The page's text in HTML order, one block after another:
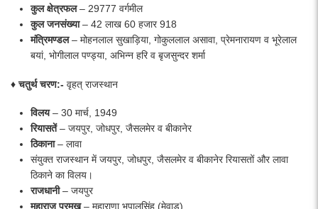
कुल क्षेत्रफल– 29777 वर्गमील
कुल जनसंख्या– 42 लाख 60 हजार 918
मंत्रिमण्डल– मोहनलाल सुखाड़िया, गोकुललाल असावा, प्रेमनारायण व भूरेलाल
बयां, भोगीलाल पण्ड्या, अभिन्न हरि व बृजसुन्दर शर्मा
♦ चतुर्थ चरण:- वृहत् राजस्थान
विलय– 30 मार्च, 1949
रियासतें– जयपुर, जोधपुर, जैसलमेर व बीकानेर
ठिकाना– लावा
संयुक्त राजस्थान में जयपुर, जोधपुर, जैसलमेर व बीकानेर रियासतों और लावा
ठिकाने का विलय।
राजधानी– जयपुर
महाराज प्रमुख – महाराणा भूपालसिंह (मेवाड़)